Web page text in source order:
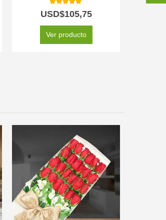
5.00out of 5
USD$105,75
Ver producto